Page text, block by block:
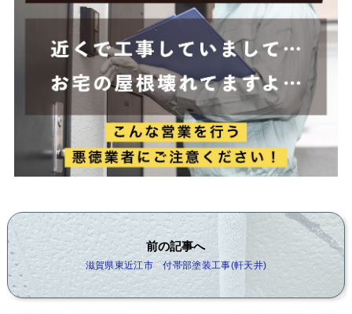
前の記事へ
滋賀県東近江市 付帯部塗装工事(軒天井)